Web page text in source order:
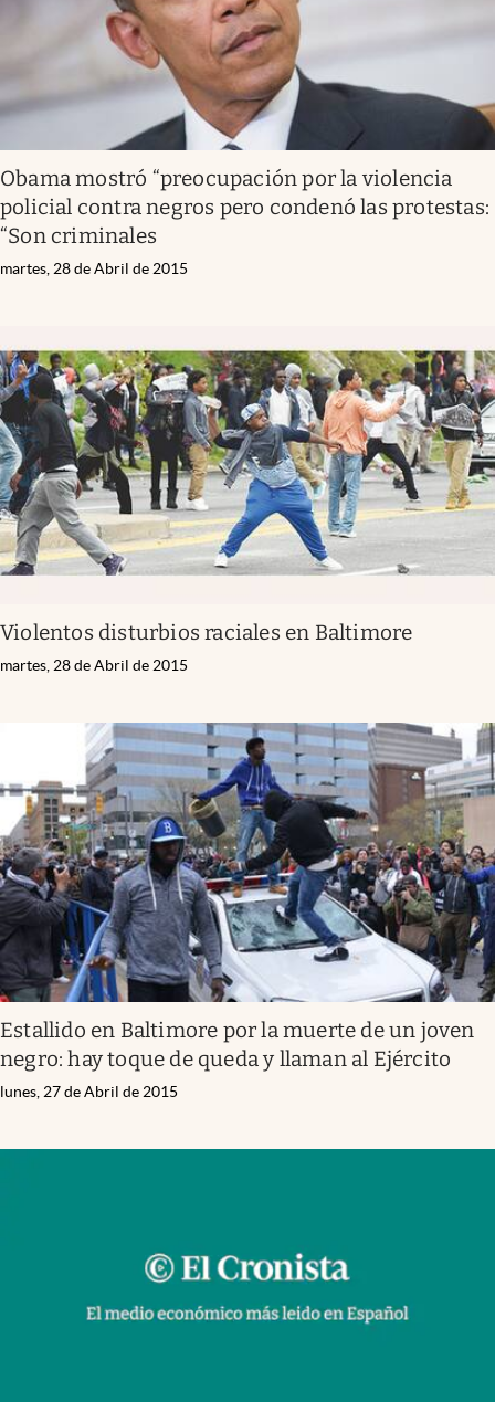
Obama mostró “preocupación por la violencia
policial contra negros pero condenó las protestas:
“Son criminales
martes, 28 de Abril de 2015
Violentos disturbios raciales en Baltimore
martes, 28 de Abril de 2015
Estallido en Baltimore por la muerte de un joven
negro: hay toque de queda y llaman al Ejército
lunes, 27 de Abril de 2015